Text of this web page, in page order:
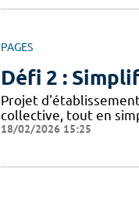
PAGES
Défi 2 :
Projet
collective, tout en
18/02/2026 15:25